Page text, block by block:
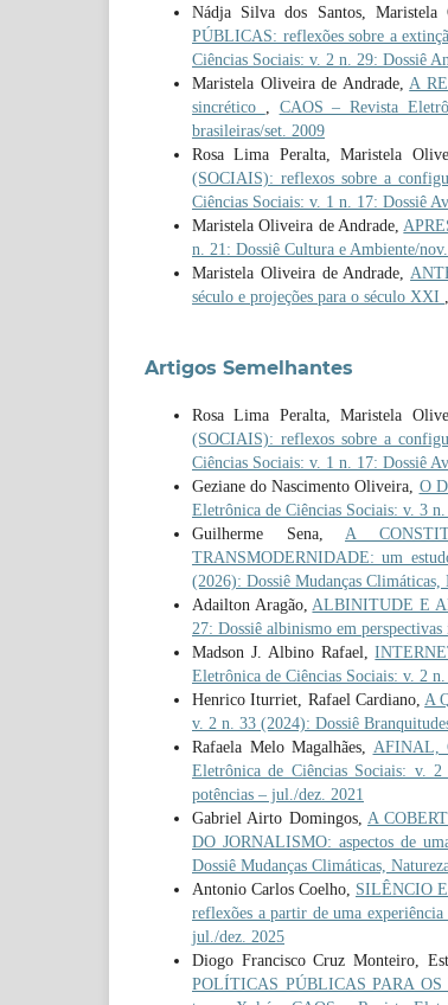
Nádja Silva dos Santos, Maristela
PÚBLICAS: reflexões sobre a
Ciências Sociais: v. 2 n. 29: Dossiê
Maristela Oliveira de Andrade,A
sincrético , CAOS – Revista
brasileiras/set. 2009
Rosa Lima Peralta, Maristela
(SOCIAIS): reflexos sobre a
Ciências Sociais: v. 1 n. 17: Dossiê
Maristela Oliveira de Andrade,
n. 21: Dossiê Cultura e Ambiente/
Maristela Oliveira de Andrade,
século e projeções para o século XXI ,
Artigos Semelhantes
Rosa Lima Peralta, Maristela
(SOCIAIS): reflexos sobre a
Ciências Sociais: v. 1 n. 17: Dossiê
Geziane do Nascimento Oliveira, O
Eletrônica de Ciências Sociais: v. 3
Guilherme Sena, A
TRANSMODERNIDADE: um
(2026): Dossiê Mudanças Climáticas,
Adailton Aragão,ALBINITUDE E
27: Dossiê albinismo em
Madson J. Albino Rafael,
Eletrônica de Ciências Sociais: v. 2
Henrico Iturriet, Rafael Cardiano,A
v. 2 n. 33 (2024): Dossiê
Rafaela Melo Magalhães, AFINAL,
Eletrônica de Ciências Sociais: v. 2
potências – jul./dez. 2021
Gabriel Airto Domingos, A
DO JORNALISMO: aspectos de
Dossiê Mudanças Climáticas,
Antonio Carlos Coelho, SILÊNCIO
reflexões a partir de uma
jul./dez. 2025
Diogo Francisco Cruz Monteiro,
POLÍTICAS PÚBLICAS PARA OS